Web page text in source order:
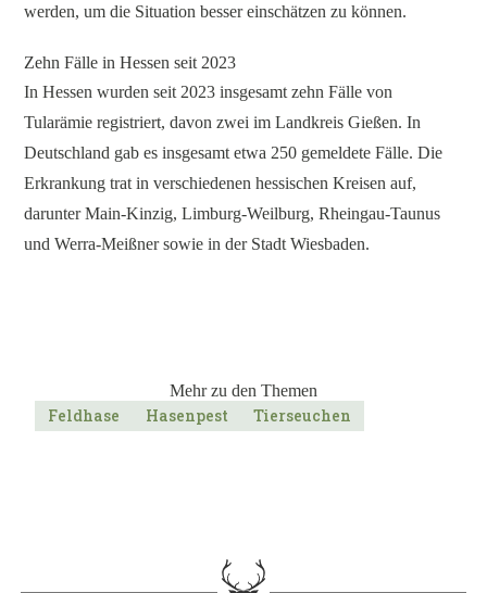
werden, um die Situation besser einschätzen zu können.
Zehn Fälle in Hessen seit 2023
In Hessen wurden seit 2023 insgesamt zehn Fälle von
Tularämie registriert, davon zwei im Landkreis Gießen. In
Deutschland gab es insgesamt etwa 250 gemeldete Fälle. Die
Erkrankung trat in verschiedenen hessischen Kreisen auf,
darunter Main-Kinzig, Limburg-Weilburg, Rheingau-Taunus
und Werra-Meißner sowie in der Stadt Wiesbaden.
Mehr zu den Themen
Feldhase Hasenpest Tierseuchen